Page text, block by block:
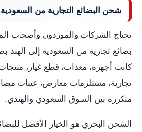
شحن البضائع التجارية من السعودية
تحتاج الشركات والموردون وأصحاب
بضائع تجارية من السعودية إلى الهند
كانت أجهزة، معدات، قطع غيار، منتجات
تجارية، مستلزمات معارض، عينات
متكررة بين السوق السعودي والهندي.
الشحن البحري هو الخيار الأفضل